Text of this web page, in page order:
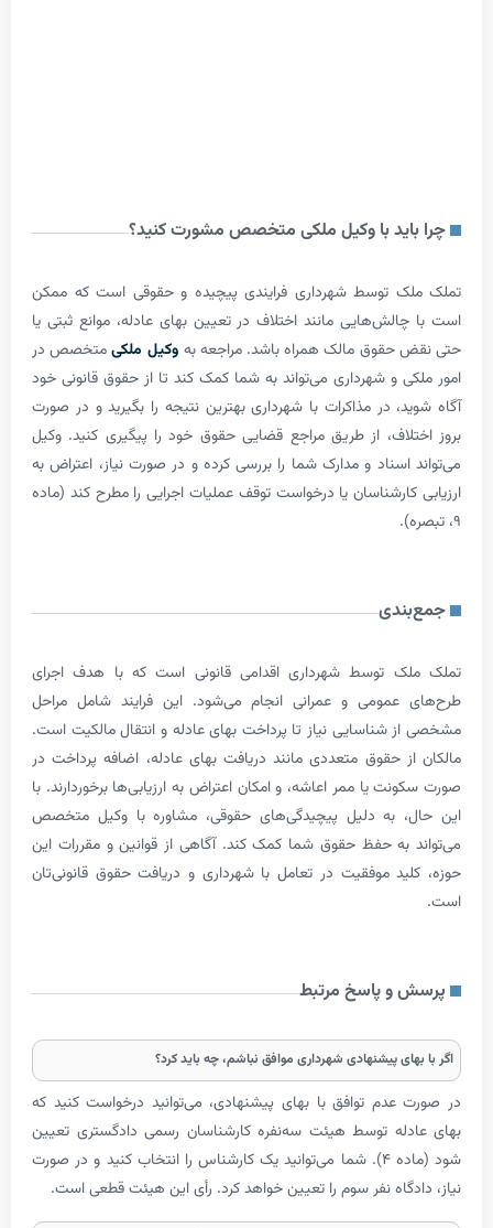
با وکیل ملکی متخصص مشورت کنید؟
توسط شهرداری فرایندی پیچیده و حقوقی است که ممکن
مانند اختلاف در تعیین بهای عادله، موانع ثبتی یا
مالک همراه باشد. مراجعه بهوکیل ملکیمتخصص در
و شهرداری می‌تواند به شما کمک کند تا از حقوق قانونی خود
در مذاکرات با شهرداری بهترین نتیجه را بگیرید و در صورت
از طریق مراجع قضایی حقوق خود را پیگیری کنید. وکیل
و مدارک شما را بررسی کرده و در صورت نیاز، اعتراض به
یا درخواست توقف عملیات اجرایی را مطرح کند (ماده
توسط شهرداری اقدامی قانونی است که با هدف اجرای
و عمرانی انجام می‌شود. این فرایند شامل مراحل
شناسایی نیاز تا پرداخت بهای عادله و انتقال مالکیت است.
حقوق متعددی مانند دریافت بهای عادله، اضافه پرداخت در
یا ممر اعاشه، و امکان اعتراض به ارزیابی‌ها برخوردارند. با
به دلیل پیچیدگی‌های حقوقی، مشاوره با وکیل متخصص
به حفظ حقوق شما کمک کند. آگاهی از قوانین و مقررات این
موفقیت در تعامل با شهرداری و دریافت حقوق قانونی‌تان
و پاسخ مرتبط
پیشنهادی شهرداری موافق نباشم، چه باید کرد؟
توافق با بهای پیشنهادی، می‌توانید درخواست کنید که
توسط هیئت سه‌نفره کارشناسان رسمی دادگستری تعیین
شود (ماده ۴). شما می‌توانید یک کارشناس را انتخاب کنید و در صورت
نفر سوم را تعیین خواهد کرد. رأی این هیئت قطعی است.